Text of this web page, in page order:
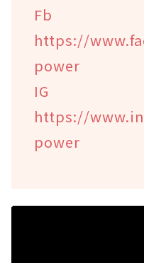
https://
power
https://
power